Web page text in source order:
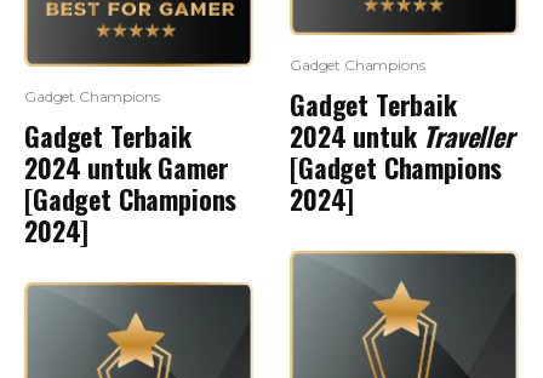
Gadget Champions
Gadget Terbaik
2024 untuk Gamer
[Gadget Champions
2024]
Gadget Champions
Gadget Terbaik
2024 untuk Traveller
[Gadget Champions
2024]